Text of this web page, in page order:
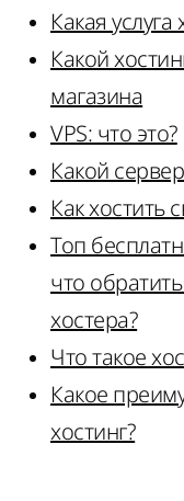
Какая
Какой
магазина
VPS: что это?
Какой
Как хостить
Топ
что
хостера?
Что такое
Какое
хостинг?